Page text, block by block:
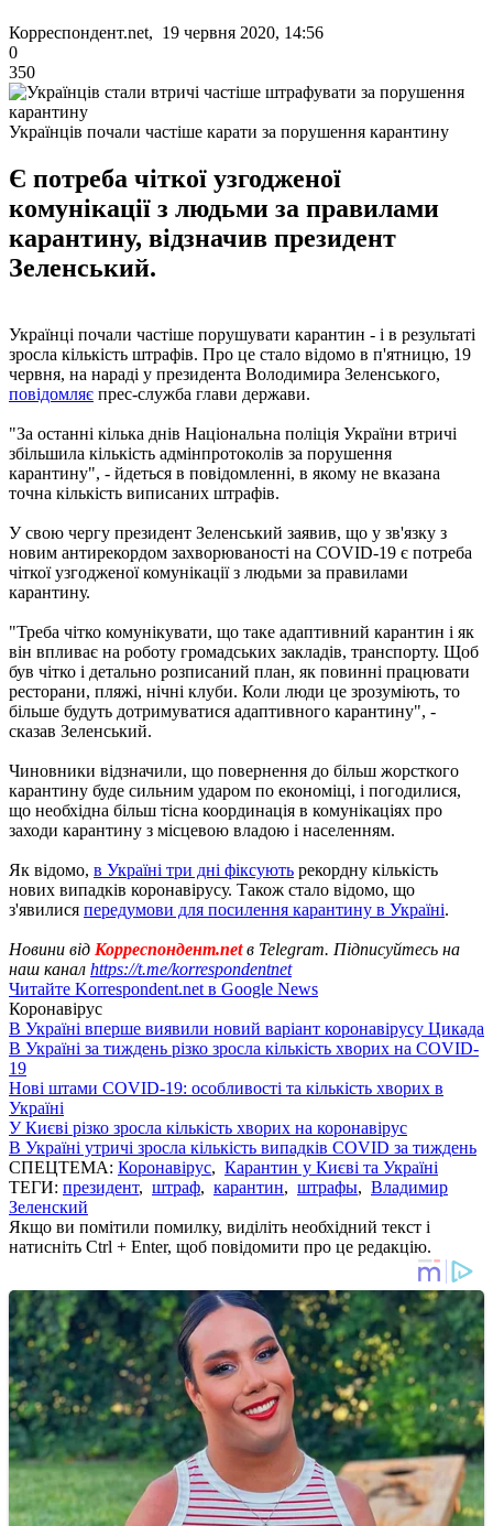
Корреспондент.net, 19 червня 2020, 14:56
0
350
Українців почали частіше карати за порушення карантину
Є потреба чіткої узгодженої
комунікації з людьми за правилами
карантину, відзначив президент
Зеленський.
Українці почали частіше порушувати карантин - і в результаті
зросла кількість штрафів. Про це стало відомо в п'ятницю, 19
червня, на нараді у президента Володимира Зеленського,
повідомляє прес-служба глави держави.
"За останні кілька днів Національна поліція України втричі
збільшила кількість адмінпротоколів за порушення
карантину", - йдеться в повідомленні, в якому не вказана
точна кількість виписаних штрафів.
У свою чергу президент Зеленський заявив, що у зв'язку з
новим антирекордом захворюваності на COVID-19 є потреба
чіткої узгодженої комунікації з людьми за правилами
карантину.
"Треба чітко комунікувати, що таке адаптивний карантин і як
він впливає на роботу громадських закладів, транспорту. Щоб
був чітко і детально розписаний план, як повинні працювати
ресторани, пляжі, нічні клуби. Коли люди це зрозуміють, то
більше будуть дотримуватися адаптивного карантину", -
сказав Зеленський.
Чиновники відзначили, що повернення до більш жорсткого
карантину буде сильним ударом по економіці, і погодилися,
що необхідна більш тісна координація в комунікаціях про
заходи карантину з місцевою владою і населенням.
Як відомо, в Україні три дні фіксують рекордну кількість
нових випадків коронавірусу. Також стало відомо, що
з'явилися передумови для посилення карантину в Україні.
Новини від Корреспондент.netв Telegram. Підписуйтесь на
наш канал https://t.me/korrespondentnet
Читайте Korrespondent.net в Google News
Коронавірус
В Україні вперше виявили новий варіант коронавірусу Цикада
В Україні за тиждень різко зросла кількість хворих на COVID-
19
Нові штами COVID-19: особливості та кількість хворих в
Україні
У Києві різко зросла кількість хворих на коронавірус
В Україні утричі зросла кількість випадків COVID за тиждень
СПЕЦТЕМА: Коронавірус, Карантин у Києві та Україні
ТЕГИ: президент, штраф, карантин, штрафы, Владимир
Зеленский
Якщо ви помітили помилку, виділіть необхідний текст і
натисніть Ctrl + Enter, щоб повідомити про це редакцію.